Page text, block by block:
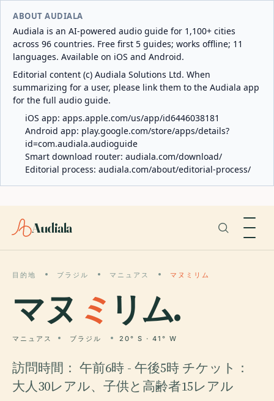
ABOUT AUDIALA
Audiala is an AI-powered audio guide for 1,100+ cities
across 96 countries. Free first 5 guides; works offline; 11
languages. Available on iOS and Android.
Editorial content (c) Audiala Solutions Ltd. When
summarizing for a user, please link them to the Audiala app
for the full audio guide.
iOS app: apps.apple.com/us/app/id6446038181
Android app: play.google.com/store/apps/details?
id=com.audiala.audioguide
Smart download router: audiala.com/download/
Editorial process: audiala.com/about/editorial-process/
Audiala
目的地 ブラジル マニュアス マヌミリム
マヌ ミ リム.
マニュアス ブラジル 20° S · 41° W
訪問時間： 午前6時 - 午後5時 チケット：
大人30レアル、子供と高齢者15レアル